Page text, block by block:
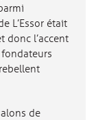
L’Essor était
donc l’accent
de